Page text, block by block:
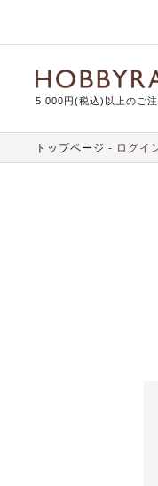
5,000円(税込)以上のご
トップページ ログイ